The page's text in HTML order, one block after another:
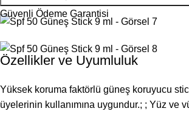
Güvenli Ödeme Garantisi
Özellikler ve Uyumluluk
Yüksek koruma faktörlü güneş koruyucu
üyelerinin kullanımına uygundur.; ; Yüz ve